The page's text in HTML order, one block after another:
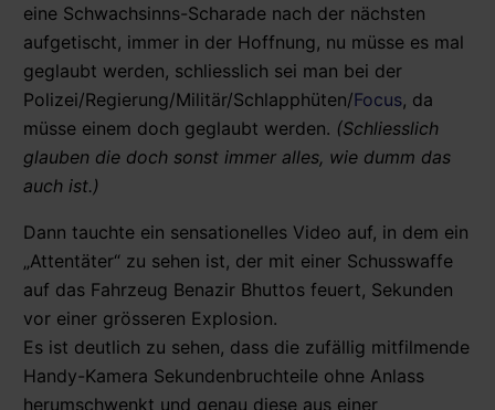
eine Schwachsinns-Scharade nach der nächsten
aufgetischt, immer in der Hoffnung, nu müsse es mal
geglaubt werden, schliesslich sei man bei der
Polizei/Regierung/Militär/Schlapphüten/Focus, da
müsse einem doch geglaubt werden. (Schliesslich
glauben die doch sonst immer alles, wie dumm das
auch ist.)
Dann tauchte ein sensationelles Video auf, in dem ein
„Attentäter“ zu sehen ist, der mit einer Schusswaffe
auf das Fahrzeug Benazir Bhuttos feuert, Sekunden
vor einer grösseren Explosion.
Es ist deutlich zu sehen, dass die zufällig mitfilmende
Handy-Kamera Sekundenbruchteile ohne Anlass
herumschwenkt und genau diese aus einer